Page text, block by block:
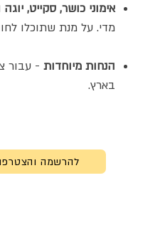
אימוני כושר, סקייט,
מדי. על מנת שתוכלו
הנחות מיוחדות - עבור
בארץ.
להרשמה